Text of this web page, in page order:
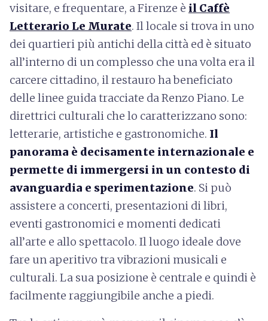
visitare, e frequentare, a Firenze è il Caffè
Letterario Le Murate. Il locale si trova in uno
dei quartieri più antichi della città ed è situato
all’interno di un complesso che una volta era il
carcere cittadino, il restauro ha beneficiato
delle linee guida tracciate da Renzo Piano. Le
direttrici culturali che lo caratterizzano sono:
letterarie, artistiche e gastronomiche. Il
panorama è decisamente internazionale e
permette di immergersi in un contesto di
avanguardia e sperimentazione. Si può
assistere a concerti, presentazioni di libri,
eventi gastronomici e momenti dedicati
all’arte e allo spettacolo. Il luogo ideale dove
fare un aperitivo tra vibrazioni musicali e
culturali. La sua posizione è centrale e quindi è
facilmente raggiungibile anche a piedi.